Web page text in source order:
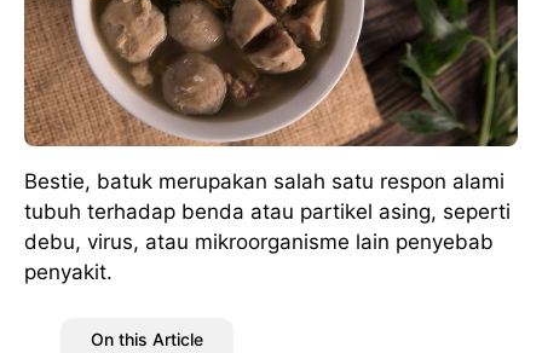
Bestie, batuk merupakan salah satu respon alami
tubuh terhadap benda atau partikel asing, seperti
debu, virus, atau mikroorganisme lain penyebab
penyakit.
On this Article